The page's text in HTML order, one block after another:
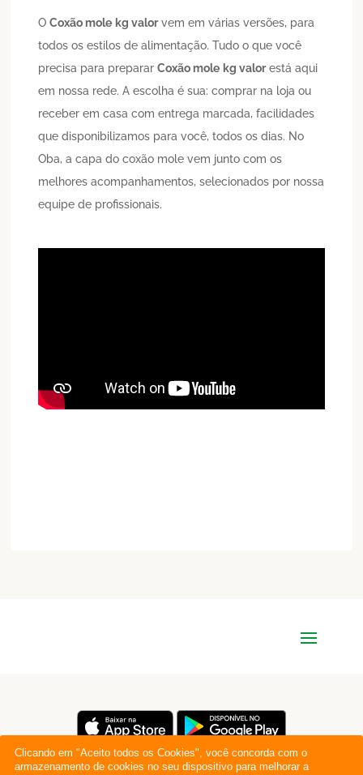
OCoxão mole kg valorvem em várias versões, para
todos os estilos de alimentação. Tudo o que você
precisa para prepararCoxão mole kg valorestá aqui
em nossa rede. A escolha é sua: comprar na loja ou
receber em casa com entrega marcada, facilidades
que disponibilizamos para você, todos os dias. No
Oba, a capa do coxão mole vem junto com os
melhores acompanhamentos, selecionados por nossa
equipe de profissionais.
Clicando em "Aceito todos os Cookies", você concorda com o
armazenamento de cookies no seu dispositivo para melhorar a